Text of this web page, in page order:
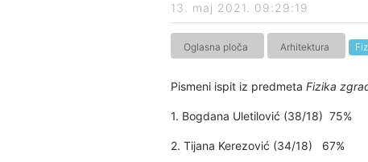
13. maj 2021. 09:29:19
Oglasna ploča Arhitektura
Pismeni ispit iz predmeta Fizika
1. Bogdana Uletilović (38/18) 75%
2. Tijana Kerezović (34/18) 67%